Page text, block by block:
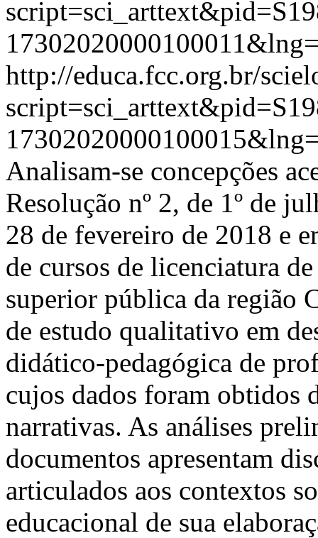
http://educa.fcc.org.br/
Analisam-se concepções
Resolução nº 2, de 1º de
28 de fevereiro de 2018 e
de cursos de licenciatura
superior pública da região
de estudo qualitativo em
didático-pedagógica de
cujos dados foram obtidos
narrativas. As análises
documentos apresentam
articulados aos contextos
educacional de sua